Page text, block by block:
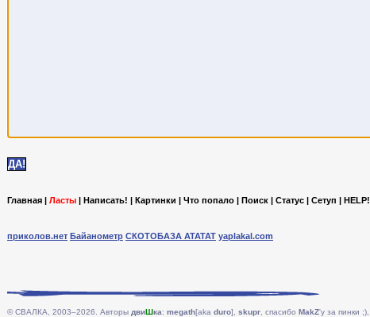
Главная | Ласты | Написать! | Картинки | Что попало | Поиск | Статус | Сетуп | HELP!
приколов.нет Байанометр СКОТОБАЗА АТАТАТ yaplakal.com
© СВАЛКА, 2003–2026. Авторы двиШка: megath[aka duro], skupr , спасибо MakZ'у за пинки ;),